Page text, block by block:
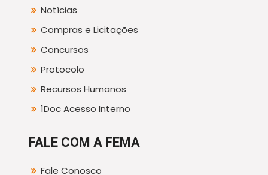
Notícias
Compras e Licitações
Concursos
Protocolo
Recursos Humanos
1Doc Acesso Interno
FALE COM A FEMA
Fale Conosco